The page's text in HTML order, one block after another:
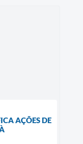
AÇÕES DE